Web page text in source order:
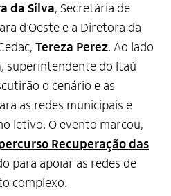
da Silva, Secretária de
d’Oeste e a Diretora da
Tereza Perez. Ao lado
, superintendente do Itaú
o cenário e as
as redes municipais e
letivo. O evento marcou,
Recuperação das
para apoiar as redes de
complexo.